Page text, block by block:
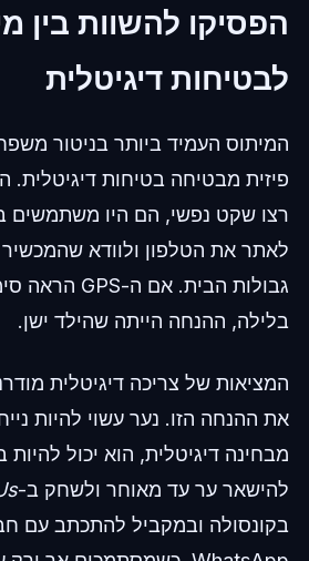
הפסיקו להשוות בין
לבטיחות דיגיטלית
המיתוס העמיד ביותר בניטור
פיזית מבטיחה בטיחות דיגיטלית.
רצו שקט נפשי, הם היו משתמשים
לאתר את הטלפון ולוודא
בלילה, ההנחה הייתה שהילד ישן.
המציאות של צריכה דיגיטלית
את ההנחה הזו. נער עשוי להיות
מבחינה דיגיטלית, הוא יכול
להישאר ער עד מאוחר ולשחק ב-